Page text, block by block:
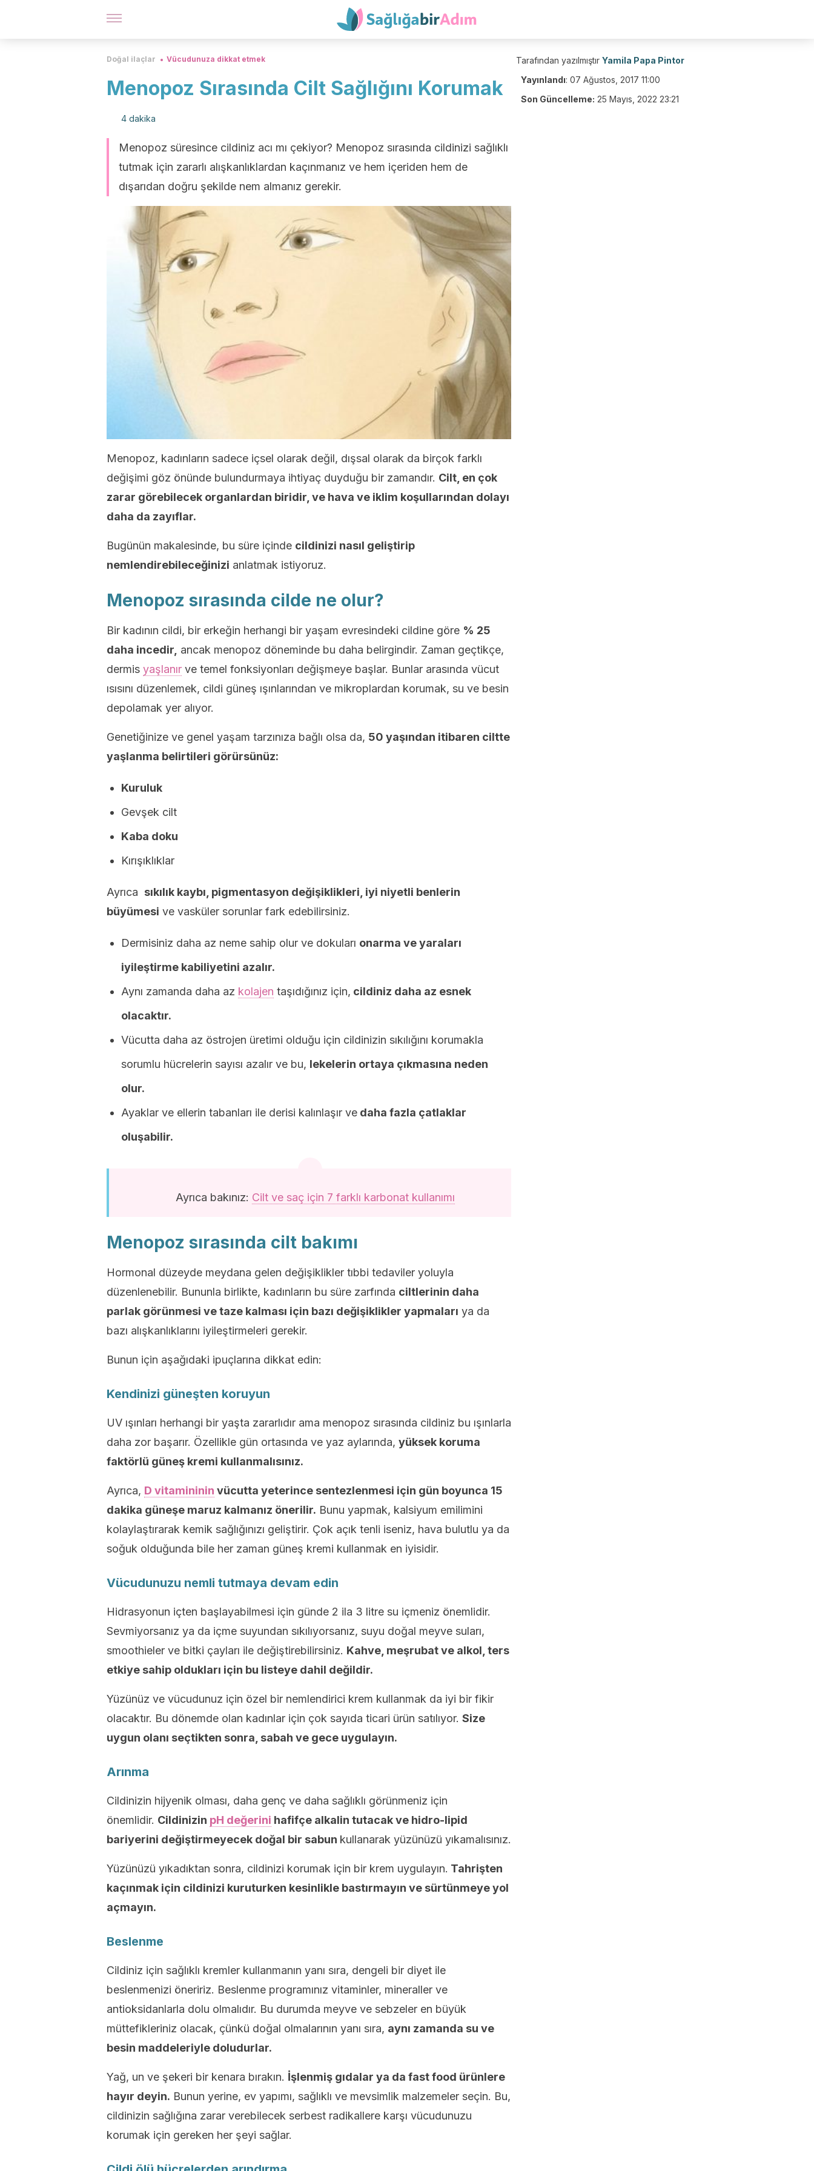
Doğal ilaçlar Vücudunuza dikkat etmek
Menopoz Sırasında Cilt Sağlığını Korumak
4 dakika
Menopoz süresince cildiniz acı mı çekiyor? Menopoz sırasında cildinizi sağlıklı
tutmak için zararlı alışkanlıklardan kaçınmanız ve hem içeriden hem de
dışarıdan doğru şekilde nem almanız gerekir.
Menopoz, kadınların sadece içsel olarak değil, dışsal olarak da birçok farklı
değişimi göz önünde bulundurmaya ihtiyaç duyduğu bir zamandır. Cilt, en çok
zarar görebilecek organlardan biridir, ve hava ve iklim koşullarından dolayı
daha da zayıflar.
Bugünün makalesinde, bu süre içinde cildinizi nasıl geliştirip
nemlendirebileceğinizi anlatmak istiyoruz.
Menopoz sırasında cilde ne olur?
Bir kadının cildi, bir erkeğin herhangi bir yaşam evresindeki cildine göre % 25
daha incedir, ancak menopoz döneminde bu daha belirgindir. Zaman geçtikçe,
dermis yaşlanır ve temel fonksiyonları değişmeye başlar. Bunlar arasında vücut
ısısını düzenlemek, cildi güneş ışınlarından ve mikroplardan korumak, su ve besin
depolamak yer alıyor.
Genetiğinize ve genel yaşam tarzınıza bağlı olsa da, 50 yaşından itibaren ciltte
yaşlanma belirtileri görürsünüz:
Kuruluk
Gevşek cilt
Kaba doku
Kırışıklıklar
Ayrıca sıkılık kaybı, pigmentasyon değişiklikleri, iyi niyetli benlerin
büyümesi ve vasküler sorunlar fark edebilirsiniz.
Dermisiniz daha az neme sahip olur ve dokuları onarma ve yaraları
iyileştirme kabiliyetini azalır.
Aynı zamanda daha az kolajen taşıdığınız için, cildiniz daha az esnek
olacaktır.
Vücutta daha az östrojen üretimi olduğu için cildinizin sıkılığını korumakla
sorumlu hücrelerin sayısı azalır ve bu, lekelerin ortaya çıkmasına neden
olur.
Ayaklar ve ellerin tabanları ile derisi kalınlaşır ve daha fazla çatlaklar
oluşabilir.
Ayrıca bakınız: Cilt ve saç için 7 farklı karbonat kullanımı
Menopoz sırasında cilt bakımı
Hormonal düzeyde meydana gelen değişiklikler tıbbi tedaviler yoluyla
düzenlenebilir. Bununla birlikte, kadınların bu süre zarfında ciltlerinin daha
parlak görünmesi ve taze kalması için bazı değişiklikler yapmaları ya da
bazı alışkanlıklarını iyileştirmeleri gerekir.
Bunun için aşağıdaki ipuçlarına dikkat edin:
Kendinizi güneşten koruyun
UV ışınları herhangi bir yaşta zararlıdır ama menopoz sırasında cildiniz bu ışınlarla
daha zor başarır. Özellikle gün ortasında ve yaz aylarında, yüksek koruma
faktörlü güneş kremi kullanmalısınız.
Ayrıca, D vitamininin vücutta yeterince sentezlenmesi için gün boyunca 15
dakika güneşe maruz kalmanız önerilir. Bunu yapmak, kalsiyum emilimini
kolaylaştırarak kemik sağlığınızı geliştirir. Çok açık tenli iseniz, hava bulutlu ya da
soğuk olduğunda bile her zaman güneş kremi kullanmak en iyisidir.
Vücudunuzu nemli tutmaya devam edin
Hidrasyonun içten başlayabilmesi için günde 2 ila 3 litre su içmeniz önemlidir.
Sevmiyorsanız ya da içme suyundan sıkılıyorsanız, suyu doğal meyve suları,
smoothieler ve bitki çayları ile değiştirebilirsiniz. Kahve, meşrubat ve alkol, ters
etkiye sahip oldukları için bu listeye dahil değildir.
Yüzünüz ve vücudunuz için özel bir nemlendirici krem kullanmak da iyi bir fikir
olacaktır. Bu dönemde olan kadınlar için çok sayıda ticari ürün satılıyor. Size
uygun olanı seçtikten sonra, sabah ve gece uygulayın.
Arınma
Cildinizin hijyenik olması, daha genç ve daha sağlıklı görünmeniz için
önemlidir. Cildinizin pH değerini hafifçe alkalin tutacak ve hidro-lipid
bariyerini değiştirmeyecek doğal bir sabun kullanarak yüzünüzü yıkamalısınız.
Yüzünüzü yıkadıktan sonra, cildinizi korumak için bir krem uygulayın. Tahrişten
kaçınmak için cildinizi kuruturken kesinlikle bastırmayın ve sürtünmeye yol
açmayın.
Beslenme
Cildiniz için sağlıklı kremler kullanmanın yanı sıra, dengeli bir diyet ile
beslenmenizi öneririz. Beslenme programınız vitaminler, mineraller ve
antioksidanlarla dolu olmalıdır. Bu durumda meyve ve sebzeler en büyük
müttefikleriniz olacak, çünkü doğal olmalarının yanı sıra, aynı zamanda su ve
besin maddeleriyle doludurlar.
Yağ, un ve şekeri bir kenara bırakın. İşlenmiş gıdalar ya da fast food ürünlere
hayır deyin. Bunun yerine, ev yapımı, sağlıklı ve mevsimlik malzemeler seçin. Bu,
cildinizin sağlığına zarar verebilecek serbest radikallere karşı vücudunuzu
korumak için gereken her şeyi sağlar.
Tarafından yazılmıştır Yamila Papa Pintor
Yayınlandı: 07 Ağustos, 2017 11:00
Son Güncelleme: 25 Mayıs, 2022 23:21